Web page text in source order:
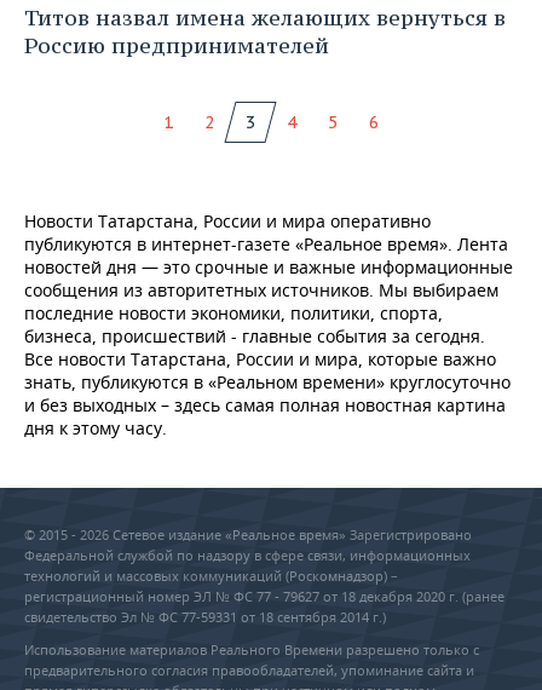
Титов назвал имена желающих вернуться в
Россию предпринимателей
1 2 3 4 5 6
Новости Татарстана, России и мира оперативно
публикуются в интернет-газете «Реальное время». Лента
новостей дня — это срочные и важные информационные
сообщения из авторитетных источников. Мы выбираем
последние новости экономики, политики, спорта,
бизнеса, происшествий - главные события за сегодня.
Все новости Татарстана, России и мира, которые важно
знать, публикуются в «Реальном времени» круглосуточно
и без выходных – здесь самая полная новостная картина
дня к этому часу.
© 2015 - 2026 Сетевое издание «Реальное время» Зарегистрировано
Федеральной службой по надзору в сфере связи, информационных
технологий и массовых коммуникаций (Роскомнадзор) –
регистрационный номер ЭЛ № ФС 77 - 79627 от 18 декабря 2020 г. (ранее
свидетельство Эл № ФС 77-59331 от 18 сентября 2014 г.)
Использование материалов Реального Времени разрешено только с
предварительного согласия правообладателей, упоминание сайта и